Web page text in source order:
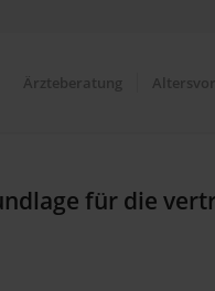
Ärzteberatung
für die